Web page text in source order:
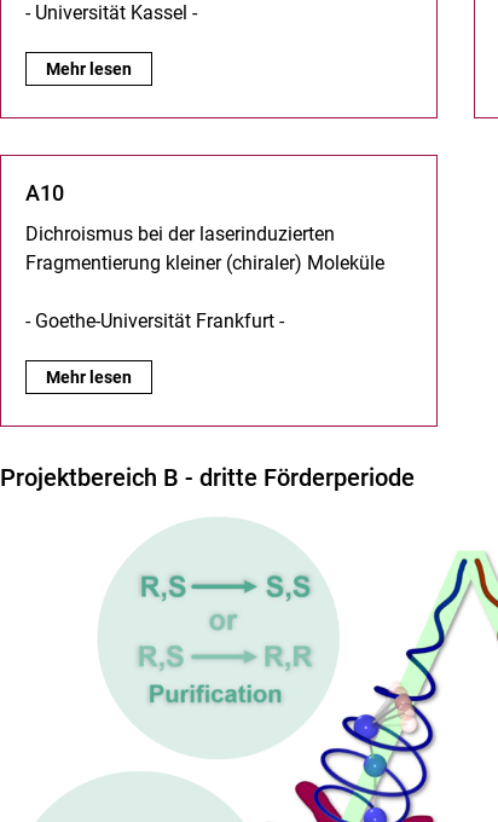
- Universität Kassel -
A8:
Mehr lesen
A10
Dichroismus bei der laserinduzierten
Fragmentierung kleiner (chiraler) Moleküle
- Goethe-Universität Frankfurt -
A10:
Mehr lesen
Projektbereich B - dritte Förderperiode